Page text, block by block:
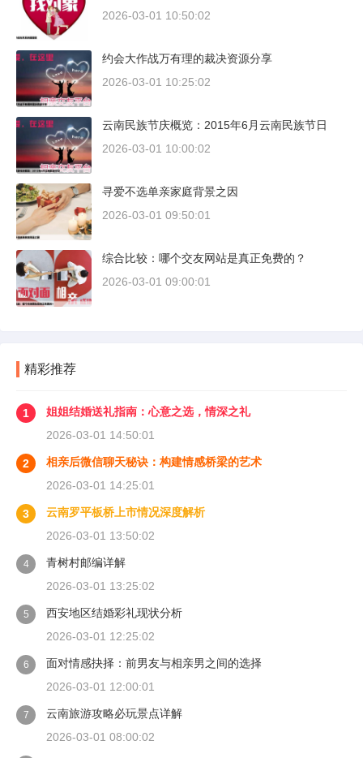
2026-03-01 10:50:02
约会大作战万有理的裁决资源分享
2026-03-01 10:25:02
云南民族节庆概览：2015年6月云南民族节日
2026-03-01 10:00:02
寻爱不选单亲家庭背景之因
2026-03-01 09:50:01
综合比较：哪个交友网站是真正免费的？
2026-03-01 09:00:01
精彩推荐
1
姐姐结婚送礼指南：心意之选，情深之礼
2026-03-01 14:50:01
2
相亲后微信聊天秘诀：构建情感桥梁的艺术
2026-03-01 14:25:01
3
云南罗平板桥上市情况深度解析
2026-03-01 13:50:02
4
青树村邮编详解
2026-03-01 13:25:02
5
西安地区结婚彩礼现状分析
2026-03-01 12:25:02
6
面对情感抉择：前男友与相亲男之间的选择
2026-03-01 12:00:01
7
云南旅游攻略必玩景点详解
2026-03-01 08:00:02